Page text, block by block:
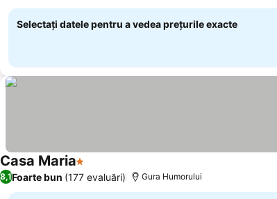
Selectați datele pentru a vedea prețurile exacte
Casa Maria1 Stele
8,1Foarte bun (177 evaluări) Gura Humorului